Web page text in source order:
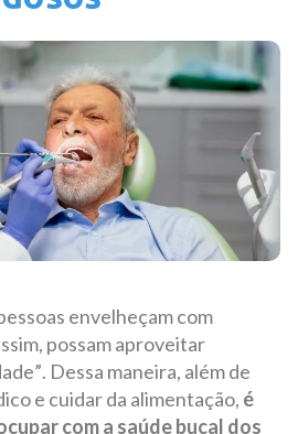
envelheçam com
possam aproveitar
Dessa maneira, além de
e cuidar da alimentação, é
com a saúde bucal dos